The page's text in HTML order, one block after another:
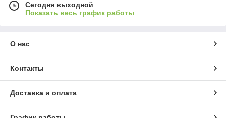
Сегодня выходной
Показать весь график работы
О нас
Контакты
Доставка и оплата